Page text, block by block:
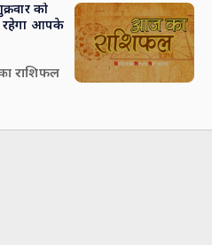
को
रहेगा आपके
राशिफल